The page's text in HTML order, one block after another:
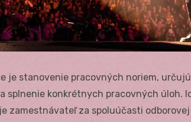
je stanovenie pracovných noriem,
splnenie konkrétnych pracovných úloh.
zamestnávateľ za spoluúčasti